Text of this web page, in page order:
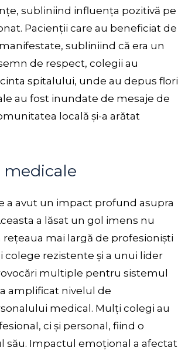
subliniind influența pozitivă pe
Pacienții care au beneficiat de
subliniind că era un
de respect, colegii au
spitalului, unde au depus flori
au fost inundate de mesaje de
locală și-a arătat
a avut un impact profund asupra
a lăsat un gol imens nu
mai largă de profesioniști
rezistente și a unui lider
multiple pentru sistemul
amplificat nivelul de
medical. Mulți colegi au
ci și personal, fiind o
său. Impactul emoțional a afectat